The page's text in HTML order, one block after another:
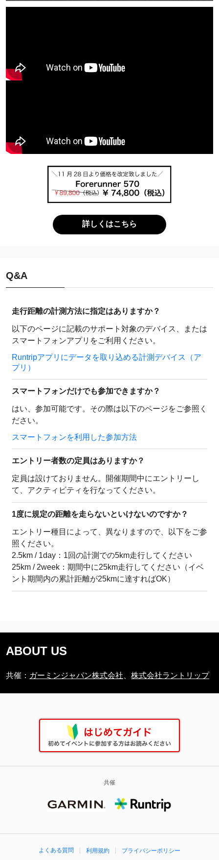
詳しくはこちら
Q&A
走行距離の計測方法に指定はありますか？
以下のページに記載のサポート対象のデバイス、または
スマートフォンアプリをご利用ください。
Runtripアプリにデータを取り込める計測デバイス（ア
プリ）
スマートフォンだけでも参加できますか？
はい、参加可能です。その際は以下のページをご参照く
ださい。
スマートフォンを利用した参加方法
エントリー者数の定員はありますか？
定員は設けておりません。開催期間中にエントリーし
て、アクティビティを行なってください。
1度に規定の距離を走らないといけないのですか？
エントリー種目によって、異なりますので、以下をご参
照ください。
2.5km / 1day：1回の計測での5km走行してください
25km / 2week：期間中に25km走行してください（イベ
ント期間内の累計距離が25kmに達すればOK）
ABOUT US
共催 ： ガーミンジャパン株式会社 株式会社ラントリップ
共催
よくある質問 利用規約 プライバシーポリシー